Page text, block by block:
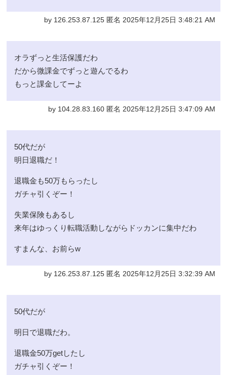
by 126.253.87.125 匿名 2025年12月25日 3:48:21 AM
オラずっと生活保護だわ
だから微課金でずっと遊んでるわ
もっと課金してーよ
by 104.28.83.160 匿名 2025年12月25日 3:47:09 AM
50代だが
明日退職だ！
退職金も50万もらったし
ガチャ引くぞー！
失業保険もあるし
来年はゆっくり転職活動しながらドッカンに集中だわ
すまんな、お前らw
by 126.253.87.125 匿名 2025年12月25日 3:32:39 AM
50代だが
明日で退職だわ。
退職金50万getしたし
ガチャ引くぞー！